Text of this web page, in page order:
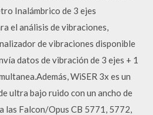
Inalámbrico de 3 ejes
el análisis de vibraciones,
de vibraciones disponible
datos de vibración de 3 ejes + 1
WiSER 3x es un
ultra bajo ruido con un ancho de
las Falcon/Opus CB 5771, 5772,